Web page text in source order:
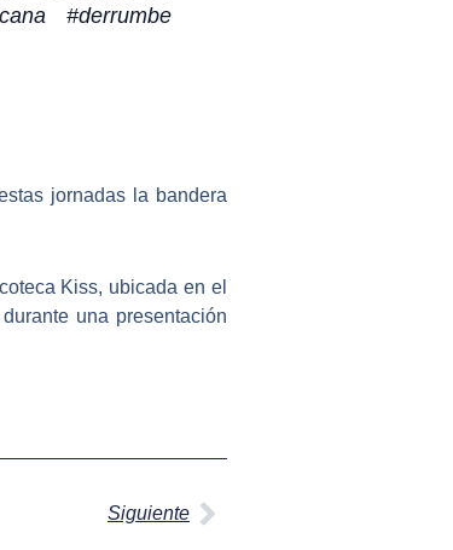
#derrumbe
jornadas la bandera
Kiss, ubicada en el
una presentación
Siguiente